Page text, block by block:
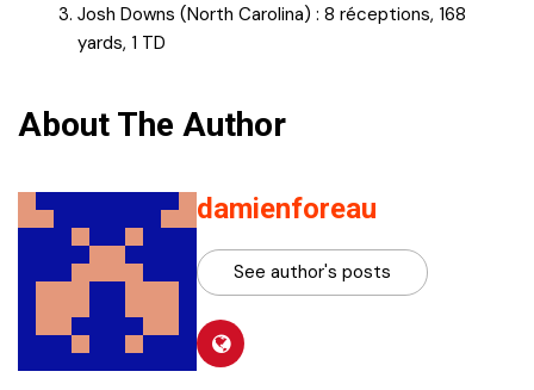
Josh Downs (North Carolina) : 8 réceptions, 168
yards, 1 TD
About The Author
damienforeau
See author's posts